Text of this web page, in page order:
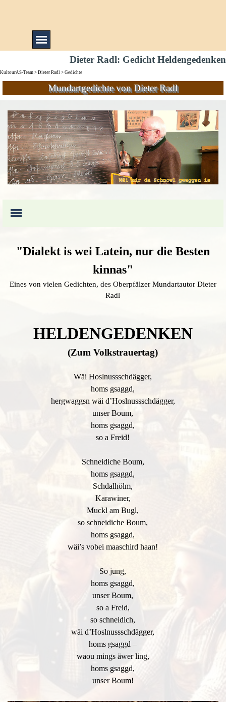
Menü überspringen
Dieter Radl: Gedicht Heldengedenken
KultourAS-Team > Dieter Radl > Gedichte
Mundartgedichte von Dieter Radl
"Dialekt is wei Latein, nur die Besten
kinnas"
Eines von vielen Gedichten, des Oberpfälzer Mundartautor Dieter
Radl
HELDENGEDENKEN
(Zum Volkstrauertag)
Wäi Hoslnussschdägger,
homs gsaggd,
hergwaggsn wäi d’Hoslnussschdägger,
unser Boum,
homs gsaggd,
so a Freid!
Schneidiche Boum,
homs gsaggd,
Schdalhölm,
Karawiner,
Muckl am Bugl,
so schneidiche Boum,
homs gsaggd,
wäi’s vobei maaschird haan!
So jung,
homs gsaggd,
unser Boum,
so a Freid,
so schneidich,
wäi d’Hoslnussschdägger,
homs gsaggd –
waou mings äwer ling,
homs gsaggd,
unser Boum!